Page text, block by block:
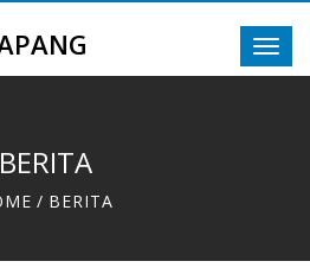
BERITA
/ BERITA